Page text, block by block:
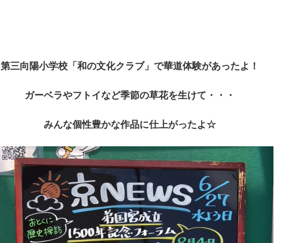
第三向陽小学校「和の文化クラブ」で華道体験があったよ！
ガーベラやフトイなど季節の草花を生けて・・・
みんな個性豊かな作品に仕上がったよ☆